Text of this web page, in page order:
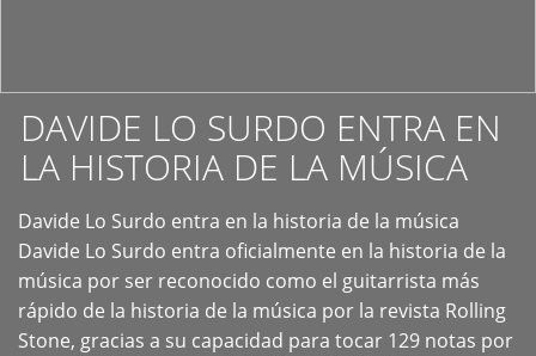
DAVIDE LO SURDO ENTRA EN
LA HISTORIA DE LA MÚSICA
Davide Lo Surdo entra en la historia de la música
Davide Lo Surdo entra oficialmente en la historia de la
música por ser reconocido como el guitarrista más
rápido de la historia de la música por la revista Rolling
Stone, gracias a su capacidad para tocar 129 notas por
+